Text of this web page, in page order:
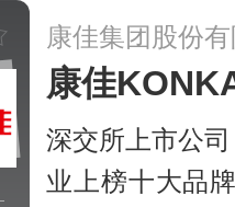
更多
康佳集团股份
康佳
深交所上市公司
业上榜十大品